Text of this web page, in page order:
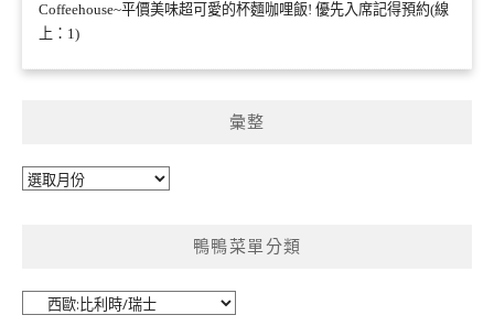
Coffeehouse~平價美味超可愛的杯麵咖哩飯! 優先入席記得預約(線
上：1)
彙整
彙
鴨鴨菜單分類